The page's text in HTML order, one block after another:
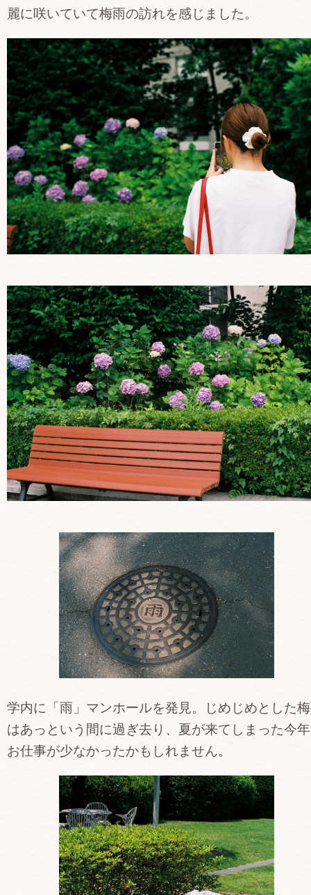
麗に咲いていて梅雨の訪れを感じました。
学内に「雨」マンホールを発見。じめじめとした
はあっという間に過ぎ去り、夏が来てしまった今
お仕事が少なかったかもしれません。